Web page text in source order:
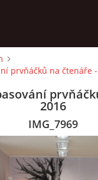
prvňáčků na čtenáře
2016
IMG_7969